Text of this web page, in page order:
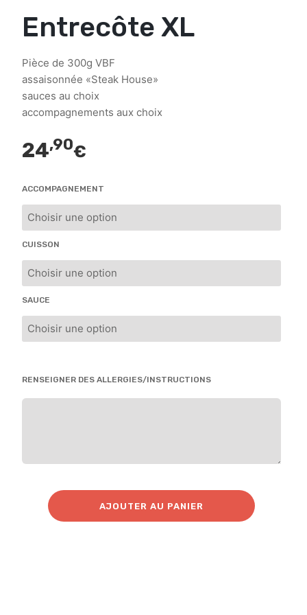
Entrecôte XL
Pièce de 300g VBF
assaisonnée «Steak House»
sauces au choix
accompagnements aux choix
24,90€
ACCOMPAGNEMENT
CUISSON
SAUCE
RENSEIGNER DES ALLERGIES/INSTRUCTIONS
AJOUTER AU PANIER